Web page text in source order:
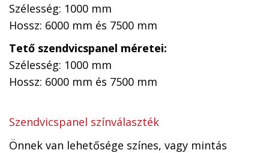
Szélesség: 1000 mm
Hossz: 6000 mm és 7500 mm
Tető szendvicspanel méretei:
Szélesség: 1000 mm
Hossz: 6000 mm és 7500 mm
Szendvicspanel színválaszték
Önnek van lehetősége színes, vagy mintás